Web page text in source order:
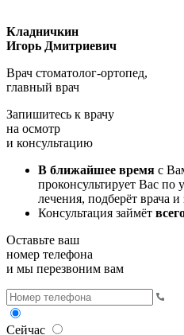
Кладничкин
Игорь Дмитриевич
Врач стоматолог-ортопед,
главный врач
Запишитесь к врачу
на осмотр
и консультацию
В ближайшее время с
проконсультирует Вас по
лечения, подберёт врача
Консультация займёт
Оставьте ваш
номер телефона
и мы перезвоним вам
Сейчас